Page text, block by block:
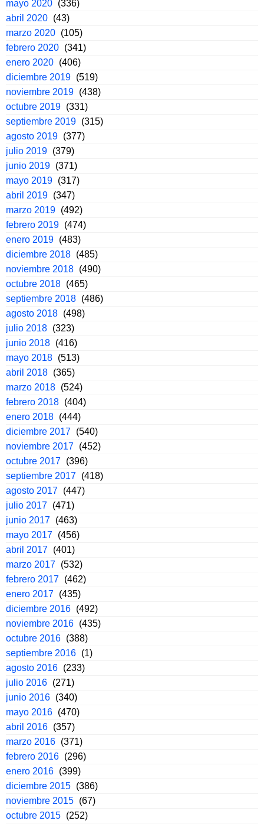
mayo 2020 (336)
abril 2020 (43)
marzo 2020 (105)
febrero 2020 (341)
enero 2020 (406)
diciembre 2019 (519)
noviembre 2019 (438)
octubre 2019 (331)
septiembre 2019 (315)
agosto 2019 (377)
julio 2019 (379)
junio 2019 (371)
mayo 2019 (317)
abril 2019 (347)
marzo 2019 (492)
febrero 2019 (474)
enero 2019 (483)
diciembre 2018 (485)
noviembre 2018 (490)
octubre 2018 (465)
septiembre 2018 (486)
agosto 2018 (498)
julio 2018 (323)
junio 2018 (416)
mayo 2018 (513)
abril 2018 (365)
marzo 2018 (524)
febrero 2018 (404)
enero 2018 (444)
diciembre 2017 (540)
noviembre 2017 (452)
octubre 2017 (396)
septiembre 2017 (418)
agosto 2017 (447)
julio 2017 (471)
junio 2017 (463)
mayo 2017 (456)
abril 2017 (401)
marzo 2017 (532)
febrero 2017 (462)
enero 2017 (435)
diciembre 2016 (492)
noviembre 2016 (435)
octubre 2016 (388)
septiembre 2016 (1)
agosto 2016 (233)
julio 2016 (271)
junio 2016 (340)
mayo 2016 (470)
abril 2016 (357)
marzo 2016 (371)
febrero 2016 (296)
enero 2016 (399)
diciembre 2015 (386)
noviembre 2015 (67)
octubre 2015 (252)